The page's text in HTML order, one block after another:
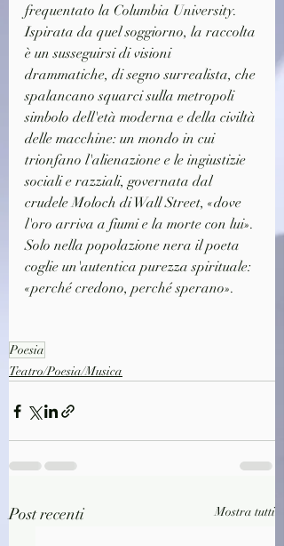
frequentato la Columbia University.
Ispirata da quel soggiorno, la raccolta
è un susseguirsi di visioni
drammatiche, di segno surrealista, che
spalancano squarci sulla metropoli
simbolo dell'età moderna e della civiltà
delle macchine: un mondo in cui
trionfano l'alienazione e le ingiustizie
sociali e razziali, governata dal
crudele Moloch di Wall Street, «dove
l'oro arriva a fiumi e la morte con lui».
Solo nella popolazione nera il poeta
coglie un'autentica purezza spirituale:
«perché credono, perché sperano».
Poesia
Teatro/Poesia/Musica
Post recenti Mostra tutti